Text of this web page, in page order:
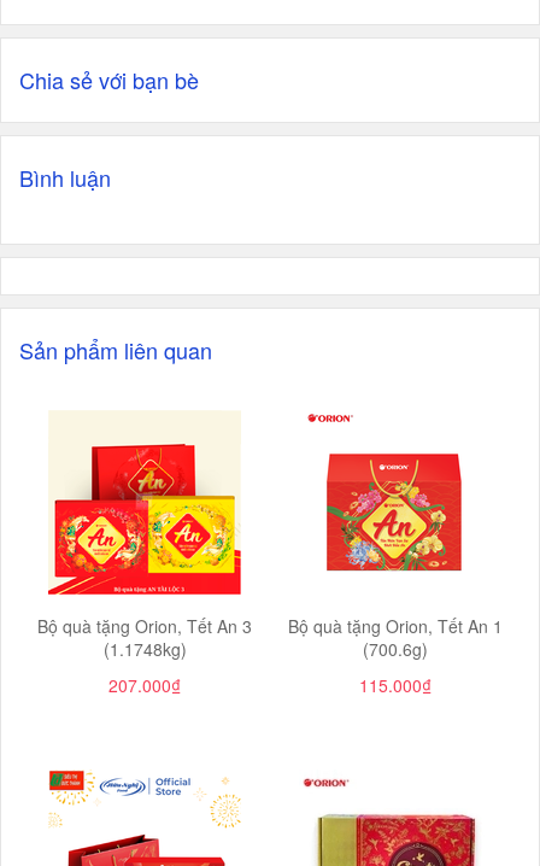
Chia sẻ với bạn bè
Bình luận
Sản phẩm liên quan
Bộ quà tặng Orion, Tết An 3
(1.1748kg)
207.000₫
Bộ quà tặng Orion, Tết An 1
(700.6g)
115.000₫